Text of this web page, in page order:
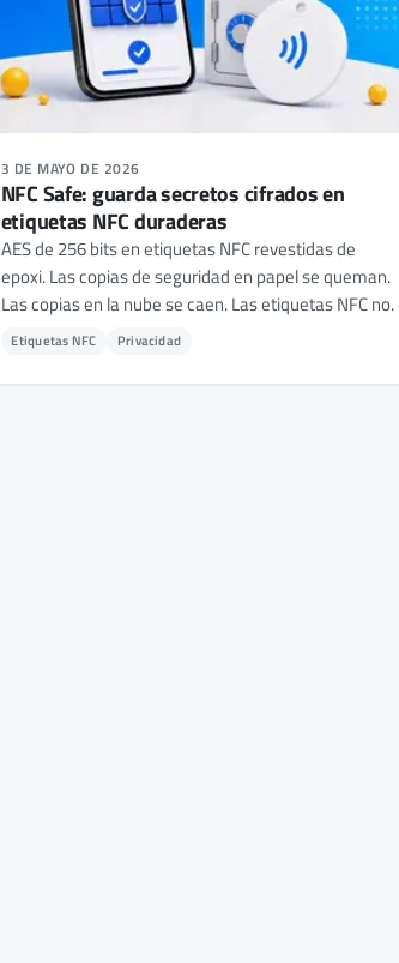
3 DE MAYO DE 2026
NFC Safe: guarda secretos cifrados en
etiquetas NFC duraderas
AES de 256 bits en etiquetas NFC revestidas de
epoxi. Las copias de seguridad en papel se queman.
Las copias en la nube se caen. Las etiquetas NFC no.
Etiquetas NFC Privacidad